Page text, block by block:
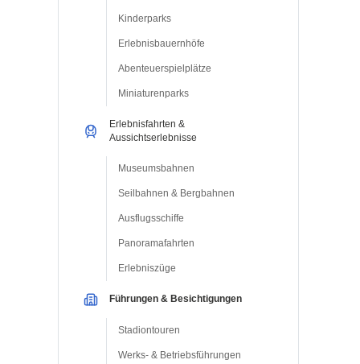
Kinderparks
Erlebnisbauernhöfe
Abenteuerspielplätze
Miniaturenparks
Erlebnisfahrten &
Aussichtserlebnisse
Museumsbahnen
Seilbahnen & Bergbahnen
Ausflugsschiffe
Panoramafahrten
Erlebniszüge
Führungen & Besichtigungen
Stadiontouren
Werks- & Betriebsführungen